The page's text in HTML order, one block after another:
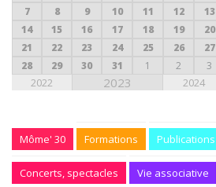
7
8 9 10 11 12
13
14
15 16 17 18 19
20
21
22 23 24 25 26
27
28
29 30 31 1 2 3
2022 2023 2024
Môme' 30 Formations Publications
Concerts, spectacles Vie associative